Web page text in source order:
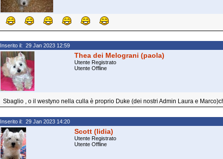
Inserito il: 29 Jan 2023 12:59
Thea dei Melograni (paola)
Utente Registrato
Utente Offline
Sbaglio , o il westyno nella culla è proprio Duke (dei nostri Admin Laura e
Inserito il: 29 Jan 2023 14:20
Scott (lidia)
Utente Registrato
Utente Offline